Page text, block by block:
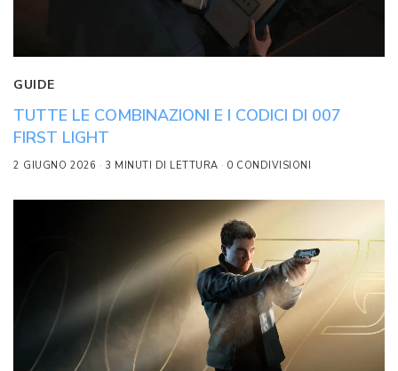
GUIDE
TUTTE LE COMBINAZIONI E I CODICI DI 007
FIRST LIGHT
2 GIUGNO 2026 3 MINUTI DI LETTURA 0 CONDIVISIONI